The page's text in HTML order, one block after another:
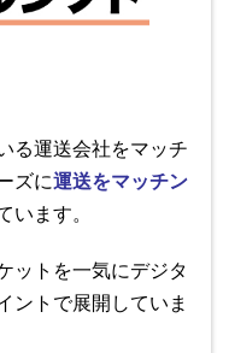
る運送会社をマッチ
ズに運送をマッチン
います。
ットを一気にデジタ
ントで展開していま